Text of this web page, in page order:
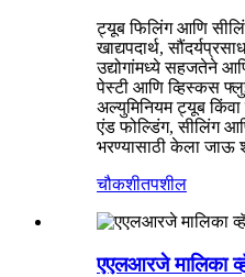
ट्यूब फिलिंग आणि
खाद्यपदार्थ,
उद्योगांमध्ये सहजतेने
पेस्टी आणि व्हिस्कस
अल्युमिनियम ट्यूब
एंड फोल्डिंग, सीलिंग
भरण्यासाठी केला जाऊ
चौकशीतपशील
एएलआरजे मालिका